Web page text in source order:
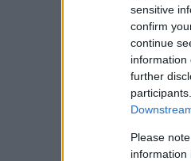
sensitive
confirm
continue
information
further
Please
information